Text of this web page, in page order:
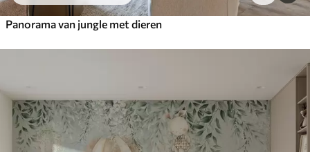
Panorama van jungle met dieren